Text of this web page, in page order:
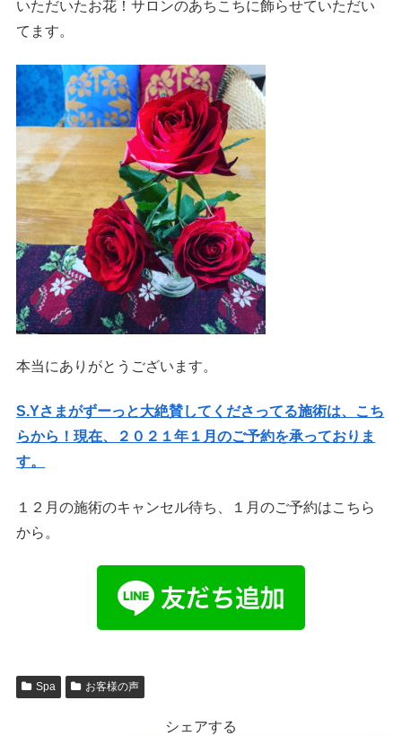
いただいたお花！サロンのあちこちに飾らせていただい
てます。
本当にありがとうございます。
S.Yさまがずーっと大絶賛してくださってる施術は、こち
らから！現在、２０２１年１月のご予約を承っておりま
す。
１２月の施術のキャンセル待ち、１月のご予約はこちら
から。
Spa お客様の声
シェアする